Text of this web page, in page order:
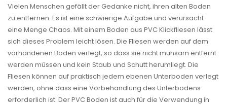
Vielen Menschen gefällt der Gedanke nicht, ihren alten Boden
zu entfernen. Es ist eine schwierige Aufgabe und verursacht
eine Menge Chaos. Mit einem Boden aus PVC Klickfliesen lässt
sich dieses Problem leicht lösen. Die Fliesen werden auf dem
vorhandenen Boden verlegt, so dass sie nicht mühsam entfernt
werden müssen und kein Staub und Schutt herumliegt. Die
Fliesen können auf praktisch jedem ebenen Unterboden verlegt
werden, ohne dass eine Vorbehandlung des Unterbodens
erforderlich ist. Der PVC Boden ist auch für die Verwendung in